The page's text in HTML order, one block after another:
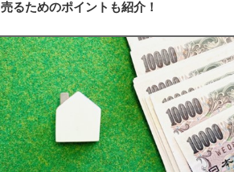
売るためのポイントも紹介！